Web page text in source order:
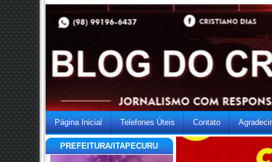
Página Inicial Telefones Úteis Contato
PREFEITURA/ITAPECURU